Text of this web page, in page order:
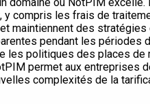
domaine où NotPIM
compris les frais de
maintiennent des
pendant les périodes
les politiques des places de
permet aux entreprises
complexités de la